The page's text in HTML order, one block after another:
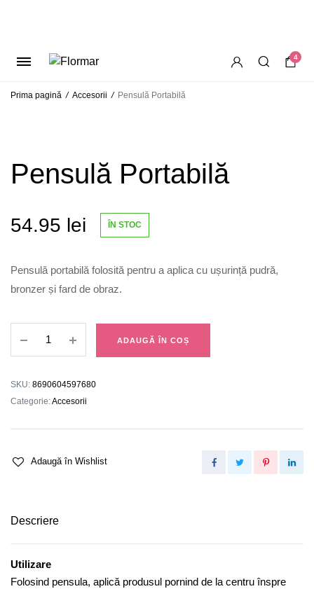
4
Prima pagină / Accesorii / Pensulă Portabilă
Pensulă Portabilă
54.95 lei ÎN STOC
Pensulă portabilă folosită pentru a aplica cu ușurință pudră,
bronzer și fard de obraz.
Portabilă
ADAUGĂ ÎN COȘ
SKU: 8690604597680
Categorie:Accesorii
Adaugă în Wishlist
Descriere
Utilizare
Folosind pensula, aplică produsul pornind de la centru înspre